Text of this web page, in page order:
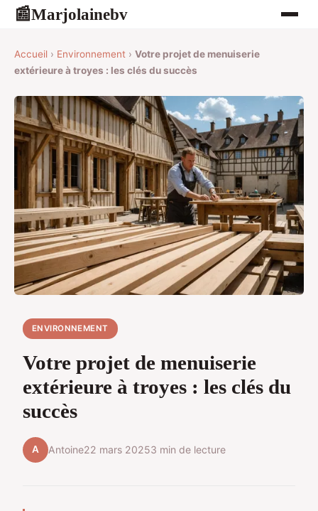
📰Marjolainebv
Accueil › Environnement › Votre projet de menuiserie
extérieure à troyes : les clés du succès
ENVIRONNEMENT
Votre projet de menuiserie
extérieure à troyes : les clés du
succès
A Antoine22 mars 20253 min de lecture